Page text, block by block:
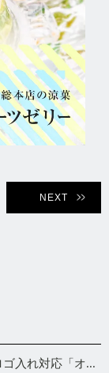
NEXT
入れ対応「オ...